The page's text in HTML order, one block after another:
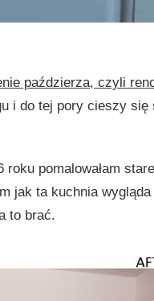
paździerza, czyli
i do tej pory cieszy
roku pomalowałam
jak ta kuchnia
to brać.